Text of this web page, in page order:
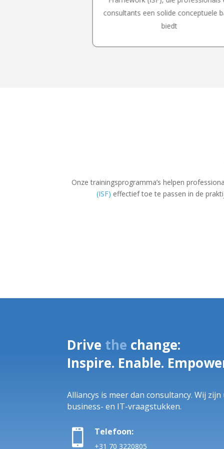
consultants een solide conceptuele
biedt
Onze trainingsprogramma’s helpen
(ISF) effectief toe te passen in de
Drive the change:
Inspire. Enable.
Alliancys is meer dan consultancy. Wij
business- en IT-vraagstukken.
 Telefoon:
+31 70 3220805